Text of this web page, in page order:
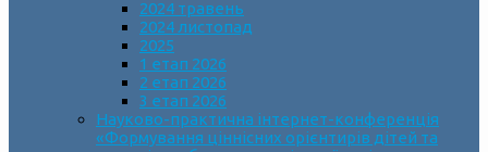
2024 травень
2024 листопад
2025
1 етап 2026
2 етап 2026
3 етап 2026
Науково-практична інтернет-конференція
«Формування ціннісних орієнтирів дітей та